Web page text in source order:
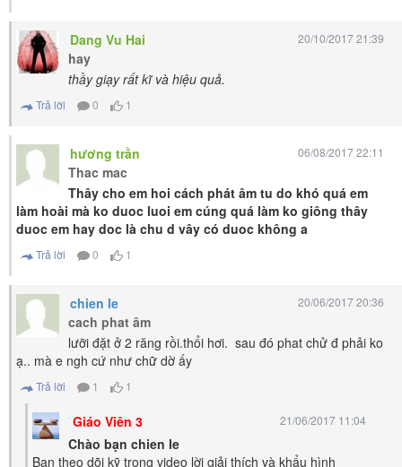
Dang Vu Hai 20/10/2017 21:39
hay
thầy giạy rất kĩ và hiệu quả.
Trả lời 0 1
hương trần 06/08/2017 22:11
Thac mac
Thây cho em hoi cách phát âm tu do khó quá em
làm hoài mà ko duoc luoi em cúng quá làm ko giông thây
duoc em hay doc là chu d vây có duoc không a
Trả lời 0 1
chien le 20/06/2017 20:36
cach phat âm
lưỡi đặt ở 2 răng rồi.thổi hơi. sau đó phat chử đ phải ko
ạ.. mà e ngh cứ như chữ dờ ấy
Trả lời 1 1
Giáo Viên 3 21/06/2017 11:04
Chào bạn chien le
Bạn theo dõi kỹ trong video lời giải thích và khẩu hình